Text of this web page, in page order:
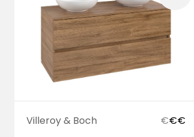
Villeroy & Boch €€€